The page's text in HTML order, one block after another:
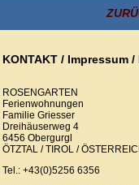
KONTAKT / Impressum /
ROSENGARTEN
Ferienwohnungen
Familie Griesser
Dreihäuserweg 4
6456 Obergurgl
ÖTZTAL / TIROL /
Tel.: +43(0)5256 6356